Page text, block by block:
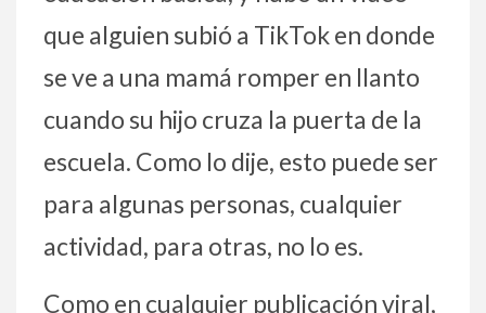
que alguien subió a TikTok en donde
se ve a una mamá romper en llanto
cuando su hijo cruza la puerta de la
escuela. Como lo dije, esto puede ser
para algunas personas, cualquier
actividad, para otras, no lo es.
Como en cualquier publicación viral,